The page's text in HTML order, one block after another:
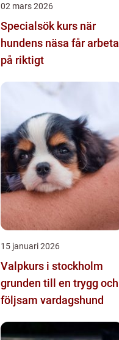
02 mars 2026
Specialsök kurs när
hundens näsa får arbeta
på riktigt
15 januari 2026
Valpkurs i stockholm
grunden till en trygg och
följsam vardagshund